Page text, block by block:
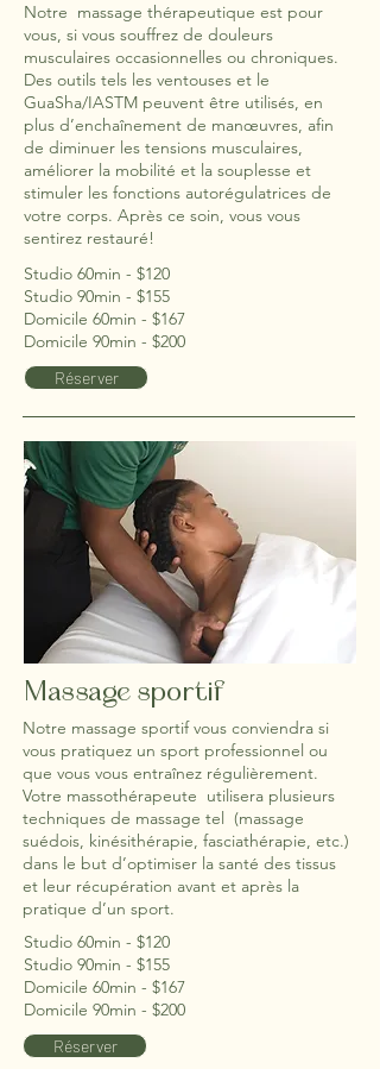
Notre massage thérapeutique est pour
vous, si vous souffrez de douleurs
musculaires occasionnelles ou chroniques.
Des outils tels les ventouses et le
GuaSha/IASTM peuvent être utilisés, en
plus d’enchaînement de manœuvres, afin
de diminuer les tensions musculaires,
améliorer la mobilité et la souplesse et
stimuler les fonctions autorégulatrices de
votre corps. Après ce soin, vous vous
sentirez restauré!
Studio 60min - $120
Studio 90min - $155
Domicile 60min - $167
Domicile 90min - $200
Réserver
Massage sportif
Notre massage sportif vous conviendra si
vous pratiquez un sport professionnel ou
que vous vous entraînez régulièrement.
Votre massothérapeute utilisera plusieurs
techniques de massage tel (massage
suédois, kinésithérapie, fasciathérapie, etc.)
dans le but d’optimiser la santé des tissus
et leur récupération avant et après la
pratique d’un sport.
Studio 60min - $120
Studio 90min - $155
Domicile 60min - $167
Domicile 90min - $200
Réserver